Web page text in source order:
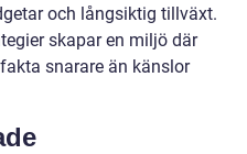
och långsiktig tillväxt.
skapar en miljö där
snarare än känslor